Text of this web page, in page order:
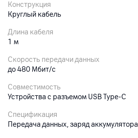
Конструкция
Круглый кабель
Длина кабеля
1 м
Скорость передачи данных
до 480 Мбит/с
Совместимость
Устройства с разъемом USB Type-C
Спецификация
Передача данных, заряд аккумулятора